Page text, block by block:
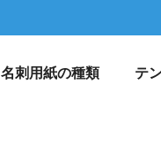
名刺用紙の種類 テ